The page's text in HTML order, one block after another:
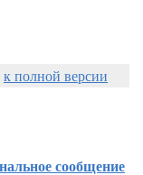
к полной версии
сообщение